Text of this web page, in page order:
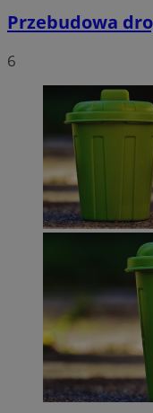
Przebudowa
6